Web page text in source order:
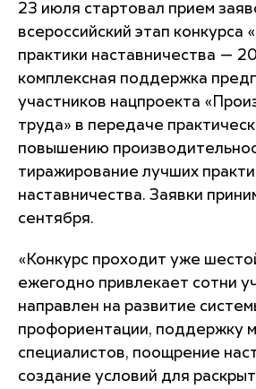
23 июля стартовал прием
всероссийский этап конкурса
практики наставничества —
комплексная поддержка
участников нацпроекта
труда» в передаче
повышению
тиражирование лучших
наставничества. Заявки
сентября.
«Конкурс проходит уже
ежегодно привлекает сотни
направлен на развитие
профориентации, поддержку
специалистов, поощрение
создание условий для